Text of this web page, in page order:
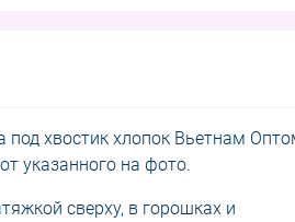
под хвостик хлопок Вьетнам
указанного на фото.
сверху, в горошках и